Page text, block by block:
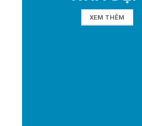
XEM THÊM